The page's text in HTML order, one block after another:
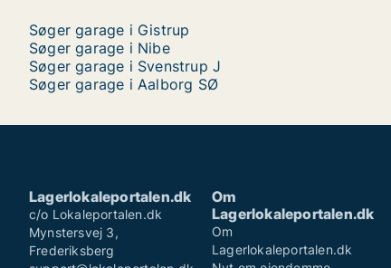
Søger garage i Gistrup
Søger garage i Nibe
Søger garage i Svenstrup J
Søger garage i Aalborg SØ
Lagerlokaleportalen.dk
c/o Lokaleportalen.dk
Mynstersvej 3,
Frederiksberg
Om
Lagerlokaleportalen.dk
Om
Lagerlokaleportalen.dk